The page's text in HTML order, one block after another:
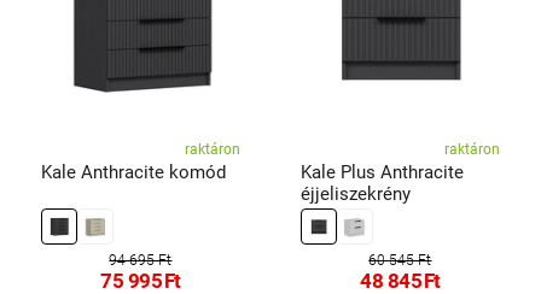
raktáron
Kale Anthracite komód
94 695 Ft
75 995Ft
raktáron
Kale Plus Anthracite
éjjeliszekrény
60 545 Ft
48 845Ft